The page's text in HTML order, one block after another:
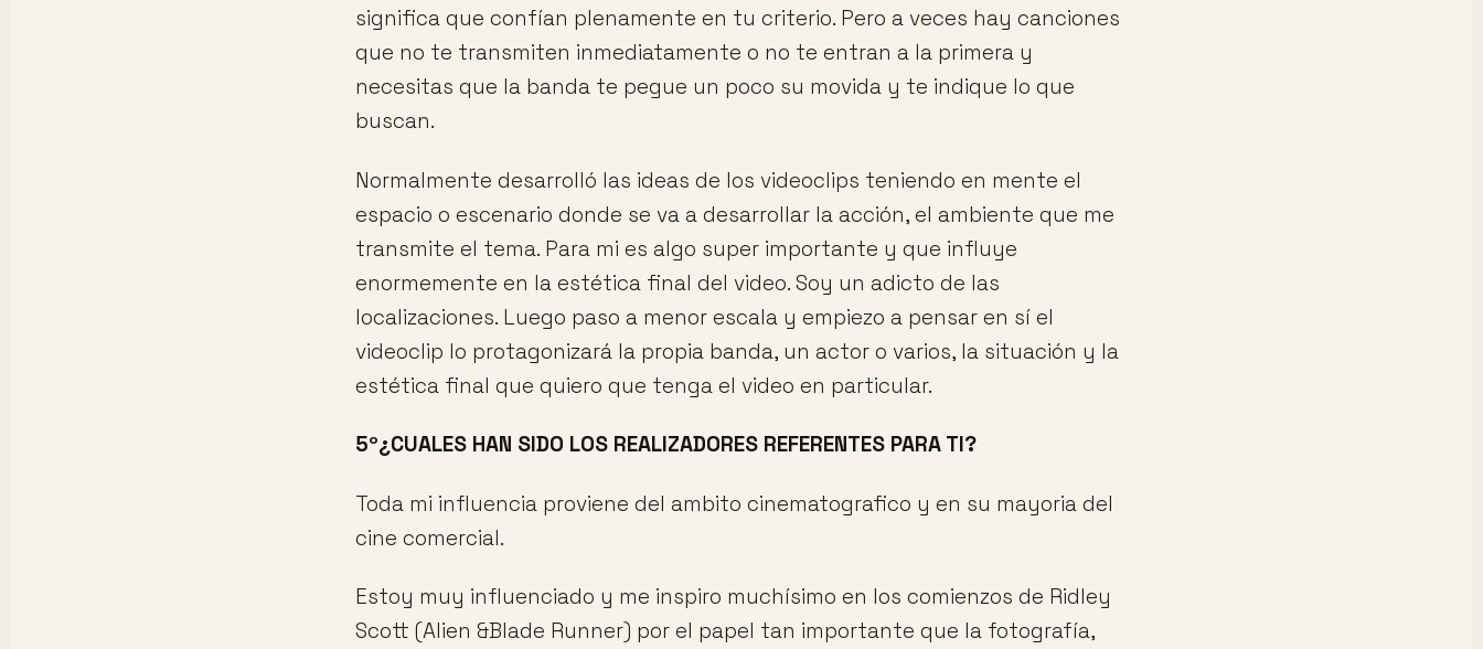
significa que confían plenamente en tu criterio. Pero a veces hay canciones
que no te transmiten inmediatamente o no te entran a la primera y
necesitas que la banda te pegue un poco su movida y te indique lo que
buscan.
Normalmente desarrolló las ideas de los videoclips teniendo en mente el
espacio o escenario donde se va a desarrollar la acción, el ambiente que me
transmite el tema. Para mi es algo super importante y que influye
enormemente en la estética final del video. Soy un adicto de las
localizaciones. Luego paso a menor escala y empiezo a pensar en sí el
videoclip lo protagonizará la propia banda, un actor o varios, la situación y la
estética final que quiero que tenga el video en particular.
5º¿CUALES HAN SIDO LOS REALIZADORES REFERENTES PARA TI?
Toda mi influencia proviene del ambito cinematografico y en su mayoria del
cine comercial.
Estoy muy influenciado y me inspiro muchísimo en los comienzos de Ridley
Scott (Alien &Blade Runner) por el papel tan importante que la fotografía,